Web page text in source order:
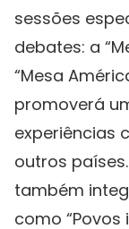
sessões
debates: a
“Mesa
promoverá
experiências
outros
também
como “Povos